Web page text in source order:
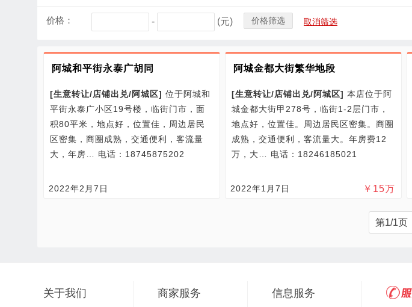
价格： - (元) 价格筛选 取消筛选
阿城和平街永泰广胡同
[生意转让/店铺出兑/阿城区] 位于阿城和
平街永泰广小区19号楼，临街门市，面
积80平米，地点好，位置佳，周边居民
区密集，商圈成熟，交通便利，客流量
大，年房… 电话：18745875202
2022年2月7日
阿城金都大街繁华地段
[生意转让/店铺出兑/阿城区] 本店位于阿
城金都大街甲278号，临街1-2层门市，
地点好，位置佳。周边居民区密集。商圈
成熟，交通便利，客流量大。年房费12
万，大… 电话：18246185021
￥ 15万
2022年1月7日
第1/1页
关于我们 商家服务 信息服务